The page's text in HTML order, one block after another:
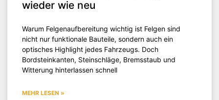
wieder wie neu
Warum Felgenaufbereitung wichtig ist Felgen sind
nicht nur funktionale Bauteile, sondern auch ein
optisches Highlight jedes Fahrzeugs. Doch
Bordsteinkanten, Steinschläge, Bremsstaub und
Witterung hinterlassen schnell
MEHR LESEN »